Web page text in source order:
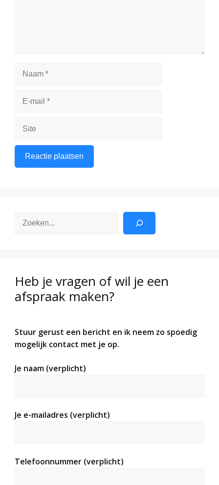
Naam
mail
Site
Zoeken
Heb je vragen of wil je een
afspraak maken?
Stuur gerust een bericht en ik neem zo spoedig
mogelijk contact met je op.
Je naam (verplicht)
Je e-mailadres (verplicht)
Telefoonnummer (verplicht)